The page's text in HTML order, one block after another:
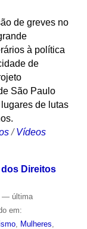
de greves no
à política
de
São Paulo
de lutas
/Vídeos
Direitos
— última
em:
, Mulheres